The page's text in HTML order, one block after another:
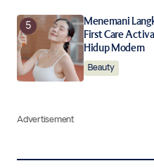
Menemani
First Care
Hidup Modern
Beauty
Advertisement